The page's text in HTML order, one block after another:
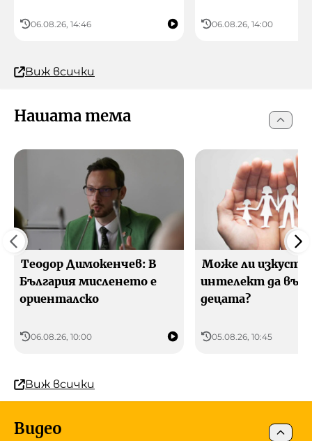
06.08.26, 14:46 06.08.26, 14:00
Виж всички
Нашата тема
Теодор Димокенчев: В
България мисленето е
ориенталско
06.08.26, 10:00
Може ли
интелект да
децата?
05.08.26, 10:45
Виж всички
Видео